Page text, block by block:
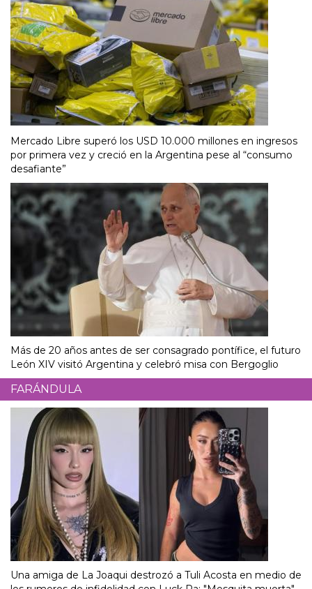
Mercado Libre superó los USD 10.000 millones en ingresos
por primera vez y creció en la Argentina pese al “consumo
desafiante”
Más de 20 años antes de ser consagrado pontífice, el futuro
León XIV visitó Argentina y celebró misa con Bergoglio
FARÁNDULA
Una amiga de La Joaqui destrozó a Tuli Acosta en medio de